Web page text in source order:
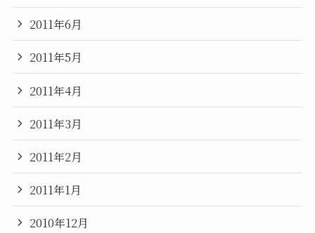
2011年6月
2011年5月
2011年4月
2011年3月
2011年2月
2011年1月
2010年12月